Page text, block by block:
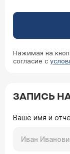
Нажимая на
согласие с
ЗАПИСЬ
Ваше имя и